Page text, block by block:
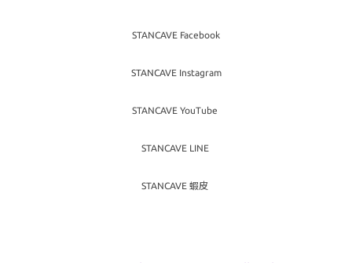
STANCAVE Facebook
STANCAVE Instagram
STANCAVE YouTube
STANCAVE LINE
STANCAVE 蝦皮